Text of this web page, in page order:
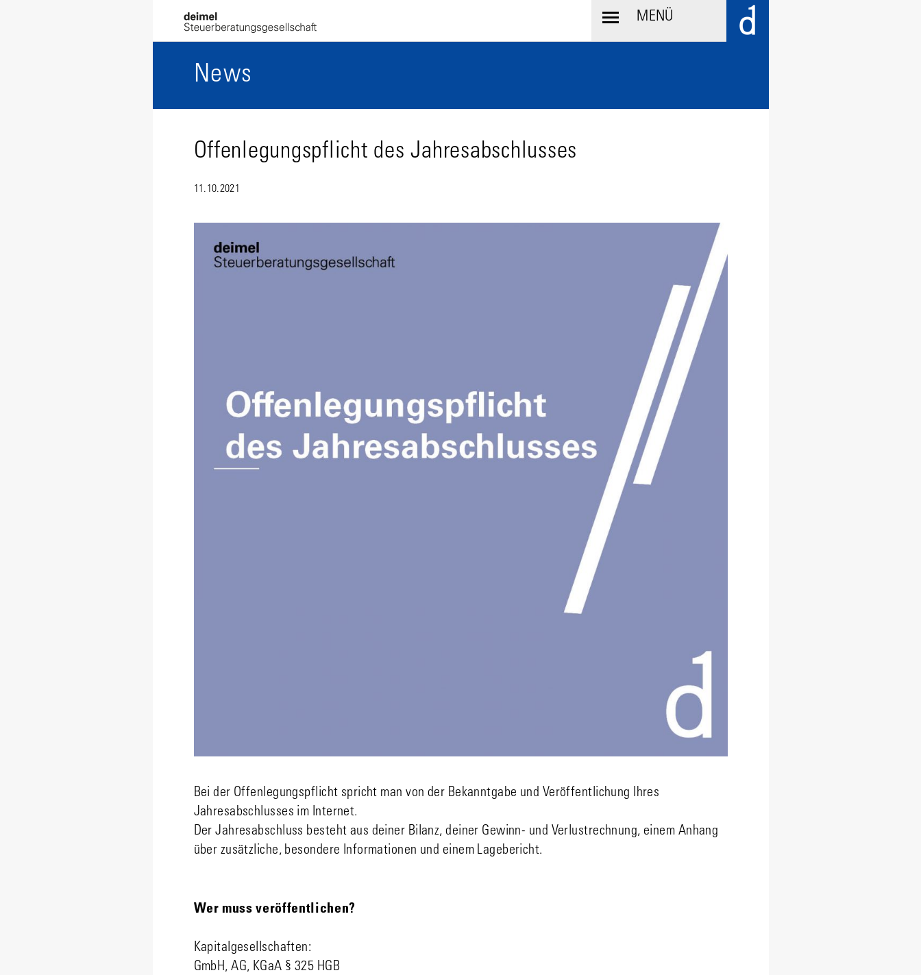
News
Offenlegungspflicht des Jahresabschlusses
11.10.2021
Bei der Offenlegungspflicht spricht man von der Bekanntgabe und Veröffentlichung Ihres
Jahresabschlusses im Internet.
Der Jahresabschluss besteht aus deiner Bilanz, deiner Gewinn- und Verlustrechnung, einem Anhang
über zusätzliche, besondere Informationen und einem Lagebericht.
Wer muss veröffentlichen?
Kapitalgesellschaften:
GmbH, AG, KGaA § 325 HGB